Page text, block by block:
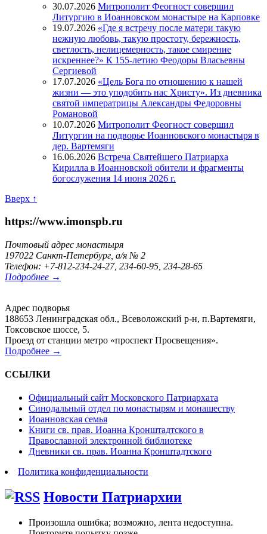
30.07.2026 Митрополит Феогност совершил
Литургию в Иоанновском монастыре на Карповке
19.07.2026 «Где я встречу после матери такую
нежную любовь, такую простоту, бережность,
светлость, нелицемерность, такое смирение
искреннее?» К 155-летию Феодоры Власьевны
Сергиевой
17.07.2026 «Цель Бога по отношению к нашей
жизни — это уподобить нас Христу». Из дневника
святой императрицы Александры Федоровны
Романовой
10.07.2026 Митрополит Феогност совершил
Литургии на подворье Иоанновского монастыря в
дер. Вартемяги
16.06.2026 Встреча Святейшего Патриарха
Кирилла в Иоанновской обители и фрагменты
богослужения 14 июня 2026 г.
Вверх ↑
https://www.imonspb.ru
Почтовый адрес монастыря
197022 Санкт-Петербург, а/я № 2
Телефон: +7-812-234-24-27, 234-60-95, 234-28-65
Подробнее →
Адрес подворья
188653 Ленинградская обл., Всеволожский р-н, п.Вартемяги,
Токсовское шоссе, 5.
Проезд от станции метро «проспект Просвещения».
Подробнее →
ССЫЛКИ
Официальный сайт Московского Патриархата
Синодальный отдел по монастырям и монашеству
Иоанновская семья
Книги св. прав. Иоанна Кронштадтского в
Православной электронной библиотеке
Дневники св. прав. Иоанна Кронштадтского
Политика конфиденциальности
Новости Патриархии
Произошла ошибка; возможно, лента недоступна.